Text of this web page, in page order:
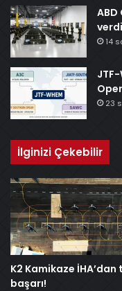
ABD
verdi
14
JTF-
23
İlginizi Çekebilir
K2 Kamikaze
başarı!